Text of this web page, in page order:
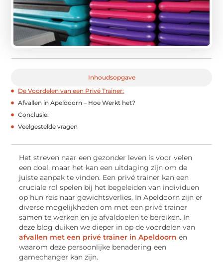
Inhoudsopgave
De Voordelen van een Privé Trainer:
Afvallen in Apeldoorn – Hoe Werkt het?
Conclusie:
Veelgestelde vragen
Het streven naar een gezonder leven is voor velen
een doel, maar het kan een uitdaging zijn om de
juiste aanpak te vinden. Een privé trainer kan een
cruciale rol spelen bij het begeleiden van individuen
op hun reis naar gewichtsverlies. In Apeldoorn zijn er
diverse mogelijkheden om met een privé trainer
samen te werken en je afvaldoelen te bereiken. In
deze blog duiken we dieper in op de voordelen van
afvallen met een privé trainer in Apeldoorn en
waarom deze persoonlijke benadering een
gamechanger kan zijn.